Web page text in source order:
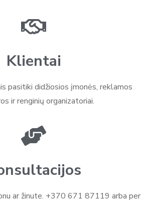
Klientai
pasitiki didžiosios įmonės, reklamos
ir renginių organizatoriai.
ar žinute. +370 671 87119 arba per